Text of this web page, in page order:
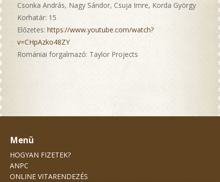
Csonka András, Nagy Sándor, Csuja Imre, Korda György
Korhatár: 15
Előzetes: https://www.youtube.com/watch?
v=CHpAzko48ZY
Romániai forgalmazó: Taylor Projects
Menü
HOGYAN FIZETEK?
ANPC
ONLINE VITARENDEZÉS